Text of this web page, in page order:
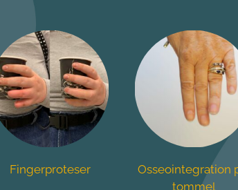
Osseointegration på
Tommelprotese